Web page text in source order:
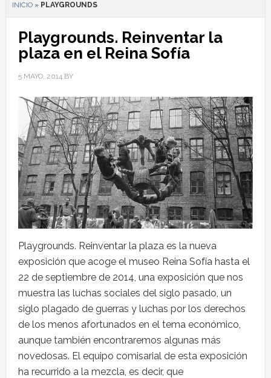
INICIO» PLAYGROUNDS
Playgrounds. Reinventar la
plaza en el Reina Sofía
5 MAYO, 2014BY
Playgrounds. Reinventar la plaza es la nueva
exposición que acoge el museo Reina Sofía hasta el
22 de septiembre de 2014, una exposición que nos
muestra las luchas sociales del siglo pasado, un
siglo plagado de guerras y luchas por los derechos
de los menos afortunados en el tema económico,
aunque también encontraremos algunas más
novedosas. El equipo comisarial de esta exposición
ha recurrido a la mezcla, es decir, que